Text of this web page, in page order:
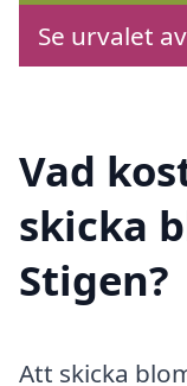
Se urvalet
Vad
skicka
Stigen?
Att skicka